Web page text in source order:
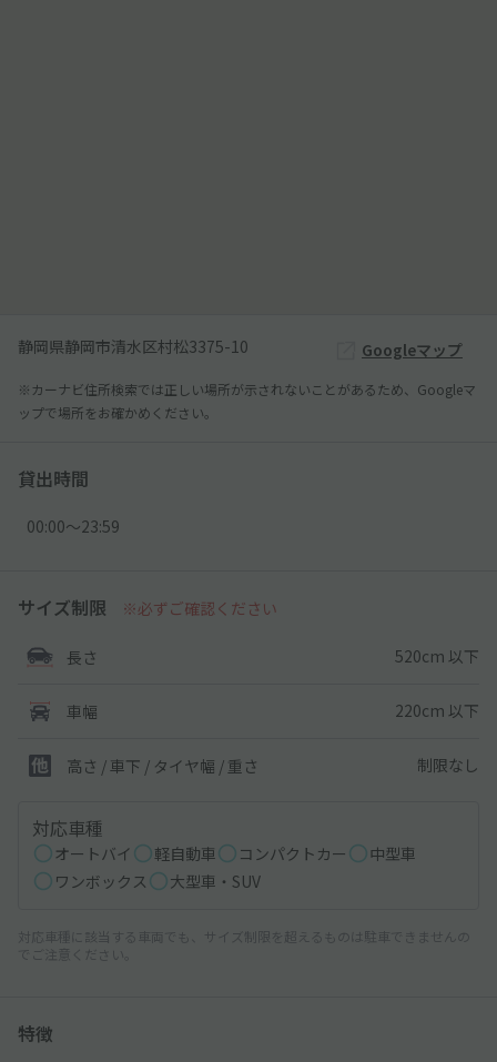
静岡県静岡市清水区村松3375-10 Googleマップ
※カーナビ住所検索では正しい場所が示されないことがあるため、Googleマ
ップで場所をお確かめください。
貸出時間
00:00〜23:59
サイズ制限 ※必ずご確認ください
長さ 520cm 以下
車幅 220cm 以下
高さ / 車下 / タイヤ幅 / 重さ 制限なし
対応車種
オートバイ 軽自動車 コンパクトカー
中型車
ワンボックス
大型車・SUV
対応車種に該当する車両でも、サイズ制限を超えるものは駐車できませんの
でご注意ください。
特徴